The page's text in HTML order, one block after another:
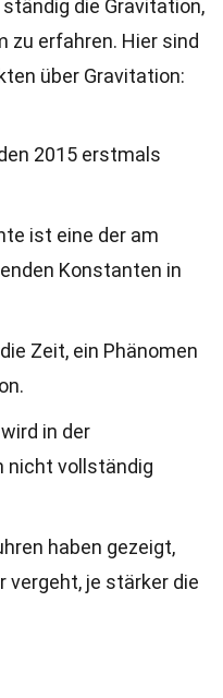
die Gravitation,
zu erfahren. Hier sind
über Gravitation:
2015 erstmals
ist eine der am
Konstanten in
Zeit, ein Phänomen
in der
nicht vollständig
haben gezeigt,
vergeht, je stärker die